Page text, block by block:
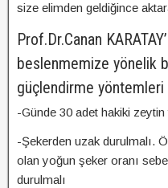
size elimden geldiğince
Prof.Dr.Canan
beslenmemize yönelik
güçlendirme yöntemleri
-Günde 30 adet hakiki zeytin
-Şekerden uzak durulmalı.
olan yoğun şeker oranı
durulmalı